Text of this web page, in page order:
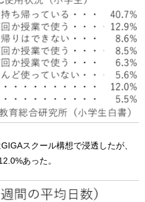
スクール構想で浸透したが、
あった。